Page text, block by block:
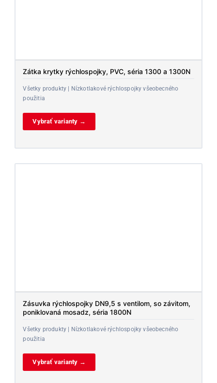
Zátka krytky rýchlospojky, PVC, séria 1300 a 1300N
Všetky produkty | Nízkotlakové rýchlospojky všeobecného
použitia
Vybrať varianty →
Zásuvka rýchlospojky DN9,5 s ventilom, so závitom,
poniklovaná mosadz, séria 1800N
Všetky produkty | Nízkotlakové rýchlospojky všeobecného
použitia
Vybrať varianty →